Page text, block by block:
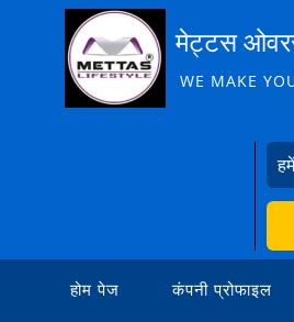
मेट्टस
WE MAKE
होम पेज कंपनी प्रोफाइल